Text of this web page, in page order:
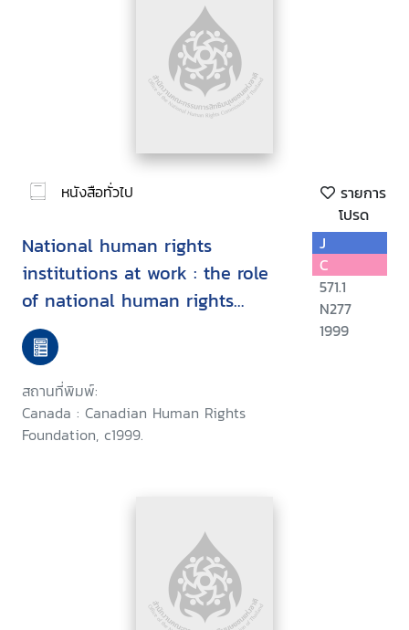
หนังสือทั่วไป
รายการ
โปรด
National human rights
institutions at work : the role
of national human rights
commissions in the promotion
and protection of economic,
social and cultural rights, Asian
Regional Training Program,
Antipolo City, Philippines, May
สถานที่พิมพ์:
Canada : Canadian Human Rights
Foundation, c1999.
J
C
571.1
N277
1999